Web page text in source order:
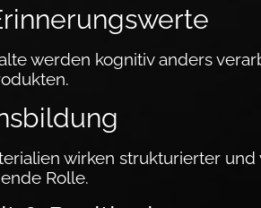
werden kognitiv anders
wirken strukturierter
Rolle.